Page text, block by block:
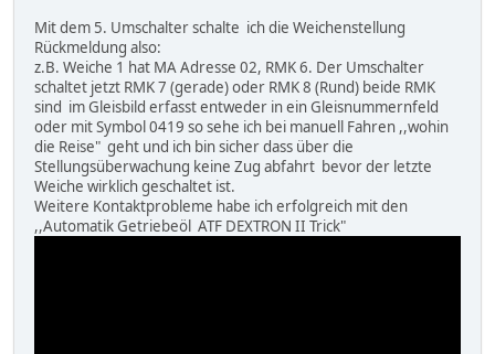
Mit dem 5. Umschalter schalte ich die Weichenstellung
Rückmeldung also:
z.B. Weiche 1 hat MA Adresse 02, RMK 6. Der Umschalter
schaltet jetzt RMK 7 (gerade) oder RMK 8 (Rund) beide RMK
sind im Gleisbild erfasst entweder in ein Gleisnummernfeld
oder mit Symbol 0419 so sehe ich bei manuell Fahren ,,wohin
die Reise" geht und ich bin sicher dass über die
Stellungsüberwachung keine Zug abfahrt bevor der letzte
Weiche wirklich geschaltet ist.
Weitere Kontaktprobleme habe ich erfolgreich mit den
,,Automatik Getriebeöl ATF DEXTRON II Trick"